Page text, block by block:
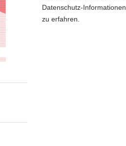
Datenschutz-Informationen
zu erfahren.